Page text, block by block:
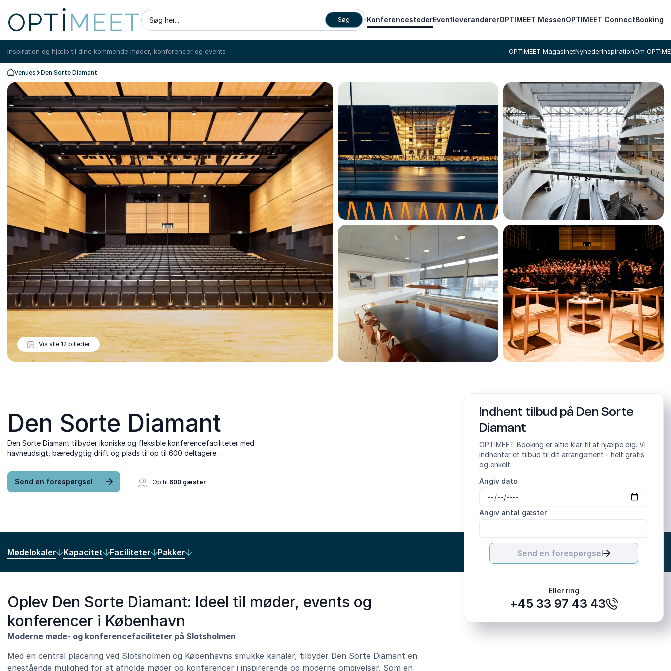
Søg her... Søg KonferencestederEventleverandørerOPTIMEET MessenOPTIMEET ConnectBooking
Inspiration og hjælp til dine kommende møder, konferencer og events OPTIMEET MagasinetNyhederInspirationOm
Tilbage til forsiden
Venues Den Sorte Diamant
Vis alle 12 billeder
Indhent tilbud på Den Sorte
Diamant
OPTIMEET Booking er altid klar til at hjælpe dig. Vi
indhenter et tilbud til dit arrangement - helt gratis
og enkelt.
Angiv dato
Angiv antal gæster
Send en forespørgsel
Eller ring
+45 33 97 43 43
Den Sorte Diamant
Den Sorte Diamant tilbyder ikoniske og fleksible konferencefaciliteter med
havneudsigt, bæredygtig drift og plads til op til 600 deltagere.
Send en forespørgsel Op til 600 gæster
Mødelokaler Kapacitet Faciliteter Pakker
Oplev Den Sorte Diamant: Ideel til møder, events og
konferencer i København
Moderne møde- og konferencefaciliteter på Slotsholmen
Med en central placering ved Slotsholmen og Københavns smukke kanaler, tilbyder Den Sorte Diamant en
enestående mulighed for at afholde møder og konferencer i inspirerende og moderne omgivelser. Som en